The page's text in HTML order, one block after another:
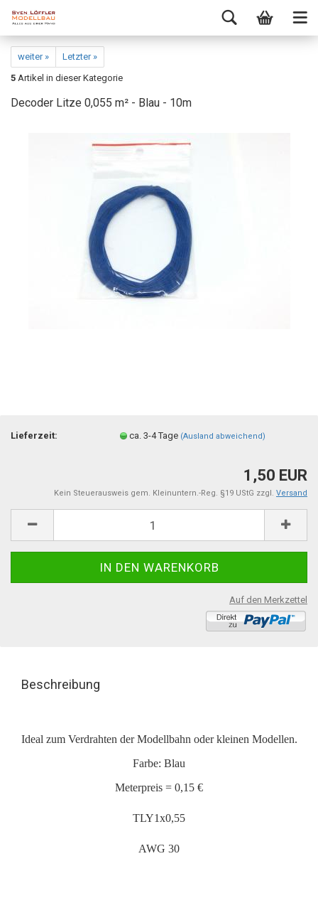
weiter »
Letzter »
5 Artikel in dieser Kategorie
Decoder Litze 0,055 m² - Blau - 10m
Lieferzeit: ca. 3-4 Tage (Ausland abweichend)
1,50 EUR
Kein Steuerausweis gem. Kleinuntern.-Reg. §19 UStG zzgl. Versand
Auf den Merkzettel
Beschreibung
Ideal zum Verdrahten der Modellbahn oder kleinen Modellen.
Farbe: Blau
Meterpreis = 0,15 €
TLY1x0,55
AWG 30